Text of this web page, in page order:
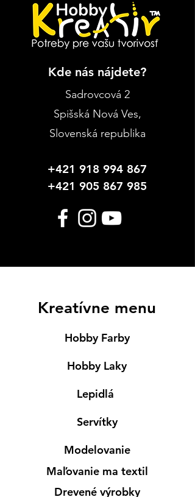
Kde nás nájdete?
Sadrovcová 2
Spišská Nová Ves,
Slovenská republika
+421 918 994 867
+421 905 867 985
Kreatívne menu
Hobby Farby
Hobby Laky
Lepidlá
Servítky
Modelovanie
Maľovanie ma textil
Drevené výrobky